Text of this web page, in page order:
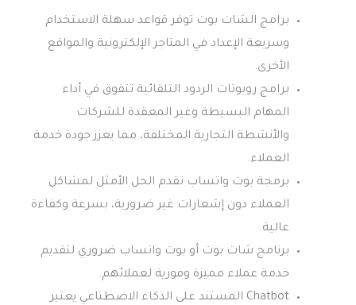
برامج الشات بوت توفر قواعد سهلة الاستخدام
وسريعة الإعداد في المتاجر الإلكترونية والمواقع
الأخرى.
برامج روبوتات الردود التلقائية تتفوق في أداء
المهام البسيطة وغير المعقدة للشركات
والأنشطة التجارية المختلفة، مما يعزز جودة خدمة
العملاء.
برمجة بوت واتساب تقدم الحل الأمثل لمشاكل
العملاء دون إشعارات غير ضرورية، بسرعة وكفاءة
عالية.
برنامج شات بوت أو بوت واتساب ضروري لتقديم
خدمة عملاء مميزة وفورية لعملائهم.
Chatbot المستند على الذكاء الاصطناعي يعتبر